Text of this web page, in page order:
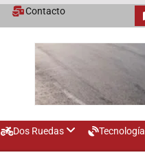
Contacto
Dos Ruedas Tecnología